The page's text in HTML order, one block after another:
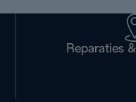
Reparaties